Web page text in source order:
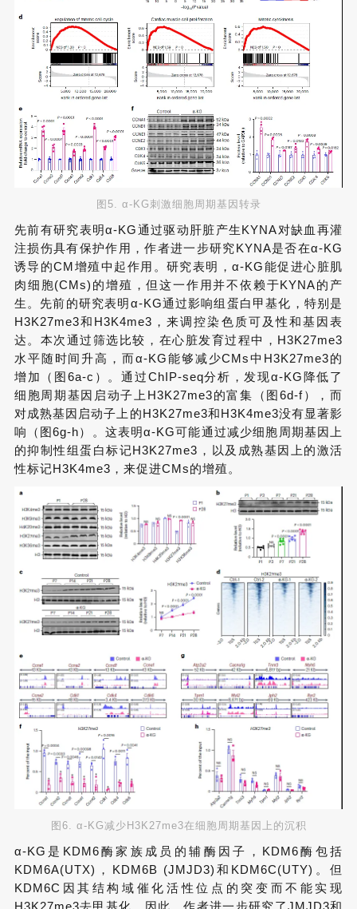
图5. α-KG刺激细胞周期基因转录
先前有研究表明α-KG通过驱动肝脏产生KYNA对缺血再灌
注损伤具有保护作用，作者进一步研究KYNA是否在α-KG
诱导的CM增殖中起作用。研究表明，α-KG能促进心脏肌
肉细胞(CMs)的增殖，但这一作用并不依赖于KYNA的产
生。先前的研究表明α-KG通过影响组蛋白甲基化，特别是
H3K27me3和H3K4me3，来调控染色质可及性和基因表
达。本次通过筛选比较，在心脏发育过程中，H3K27me3
水平随时间升高，而α-KG能够减少CMs中H3K27me3的
增加（图6a-c）。通过ChIP-seq分析，发现α-KG降低了
细胞周期基因启动子上H3K27me3的富集（图6d-f），而
对成熟基因启动子上的H3K27me3和H3K4me3没有显著影
响（图6g-h）。这表明α-KG可能通过减少细胞周期基因上
的抑制性组蛋白标记H3K27me3，以及成熟基因上的激活
性标记H3K4me3，来促进CMs的增殖。
图6. α-KG减少H3K27me3在细胞周期基因上的沉积
α-KG是KDM6酶家族成员的辅酶因子，KDM6酶包括
KDM6A(UTX)，KDM6B (JMJD3)和KDM6C(UTY)。但
KDM6C因其结构域催化活性位点的突变而不能实现